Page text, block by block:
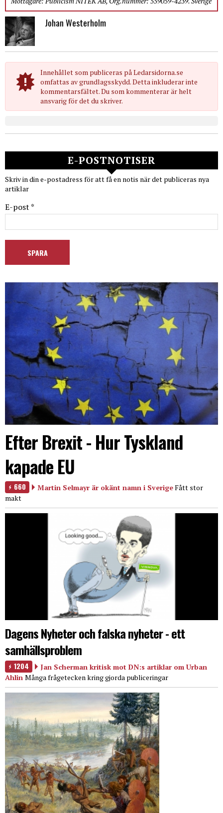
Johan Westerholm
Innehållet som publiceras på Ledarsidorna.se
omfattas av grundlagsskydd. Detta inkluderar inte
kommentarsfältet. Du som kommenterar är helt
ansvarig för det du skriver.
E-POSTNOTISER
Skriv in din e-postadress för att få en notis när det publiceras nya
artiklar
E-post *
Efter Brexit - Hur Tyskland
kapade EU
660 Martin Selmayr är okänt namn i SverigeFått stor
makt
Dagens Nyheter och falska nyheter - ett
samhällsproblem
1204
Jan Scherman kritisk mot DN:s artiklar om Urban
Ahlin Många frågetecken kring gjorda publiceringar